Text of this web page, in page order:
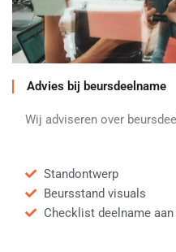
Advies bij beursdeelname
Wij adviseren over
Standontwerp
Beursstand visuals
Checklist deelname aan